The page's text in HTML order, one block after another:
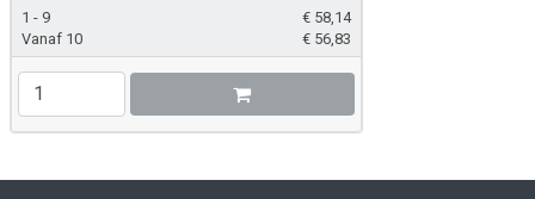
1 - 9 € 58,14
Vanaf 10
€ 56,83